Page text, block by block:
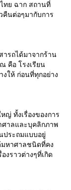
ทย ฉาก สถานที่
คืนต่อๆมากับการ
ารถได้มาจากร้าน
คือ โรงเรียน
ให้ ก่อนที่ทุกอย่าง
ญ่ ทั้งเรื่องของการ
ศาลและบุคลิกภาพ
ประถมแบบอยู่
หาศาลชนิดที่คง
งราวต่างๆที่เกิด